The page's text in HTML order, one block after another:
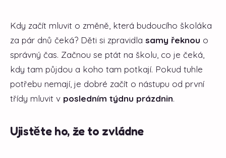
Kdy začít mluvit o změně, která budoucího školáka
za pár dnů čeká? Děti si zpravidla samy řeknou o
správný čas. Začnou se ptát na školu, co je čeká,
kdy tam půjdou a koho tam potkají. Pokud tuhle
potřebu nemají, je dobré začít o nástupu od první
třídy mluvit v posledním týdnu prázdnin.
Ujistěte ho, že to zvládne